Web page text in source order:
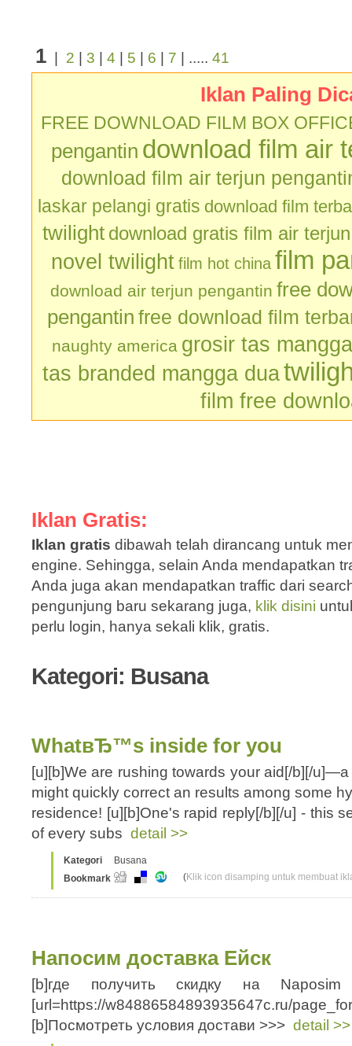
1 2 3 4 5 6 7 | ..... 41
Iklan Paling
FREE DOWNLOAD FILM BOX
pengantin download film air
download film air terjun
laskar pelangi gratis download film
twilight download gratis film air
novel twilight film hot china film
download air terjun pengantin free
pengantin free download film
naughty america grosir tas
tas branded mangga dua
film free
Iklan Gratis:
Iklan gratis dibawah telah dirancang untuk
engine. Sehingga, selain Anda mendapatkan
Anda juga akan mendapatkan traffic dari
pengunjung baru sekarang juga, klik disini
perlu login, hanya sekali klik, gratis.
Kategori: Busana
WhatвЂ™s inside for you
[u][b]We are rushing towards your aid[/b][/
might quickly correct an results among some
residence! [u][b]One's rapid reply[/b][/u] - this
of every subs detail >>
Kategori
Busana
Bookmark
(Klik icon disamping untuk membuat
Напосим доставка Ейск
[b]где получить скидку на
[url=https://w84886584893935647c.ru/
[b]Посмотреть условия достави >>> detail >>